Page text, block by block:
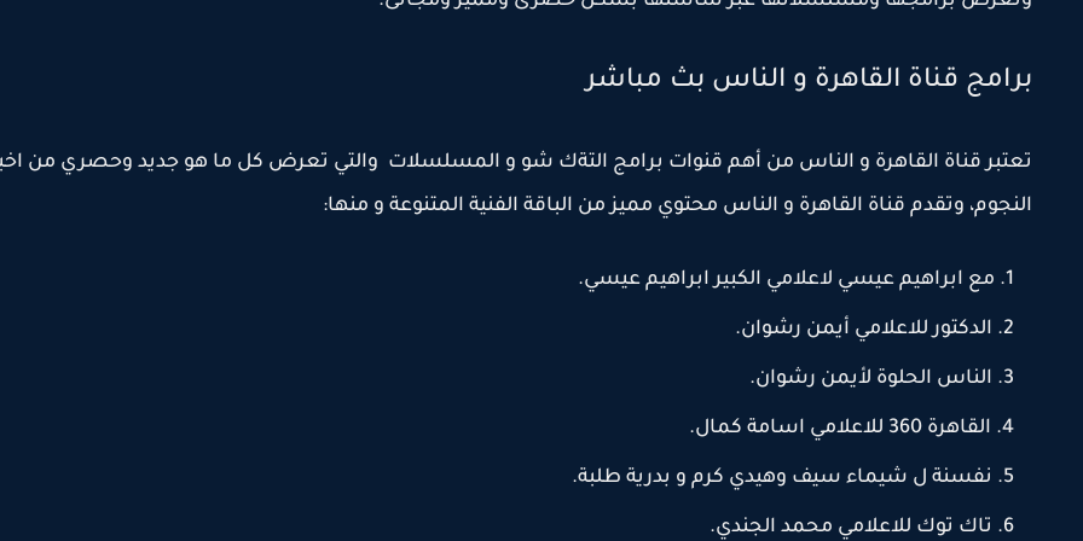
برامج قناة القاهرة و الناس بث مباشر
تعتبر قناة القاهرة و الناس من أهم قنوات برامج التةك شو و المسلسلات والتي تعرض كل ما هو جديد وحصري من
النجوم، وتقدم قناة القاهرة و الناس محتوي مميز من الباقة الفنية المتنوعة و منها:
مع ابراهيم عيسي لاعلامي الكبير ابراهيم عيسي.
الدكتور للاعلامي أيمن رشوان.
الناس الحلوة لأيمن رشوان.
القاهرة 360 للاعلامي اسامة كمال.
نفسنة ل شيماء سيف وهيدي كرم و بدرية طلبة.
تاك توك للاعلامي محمد الجندي.